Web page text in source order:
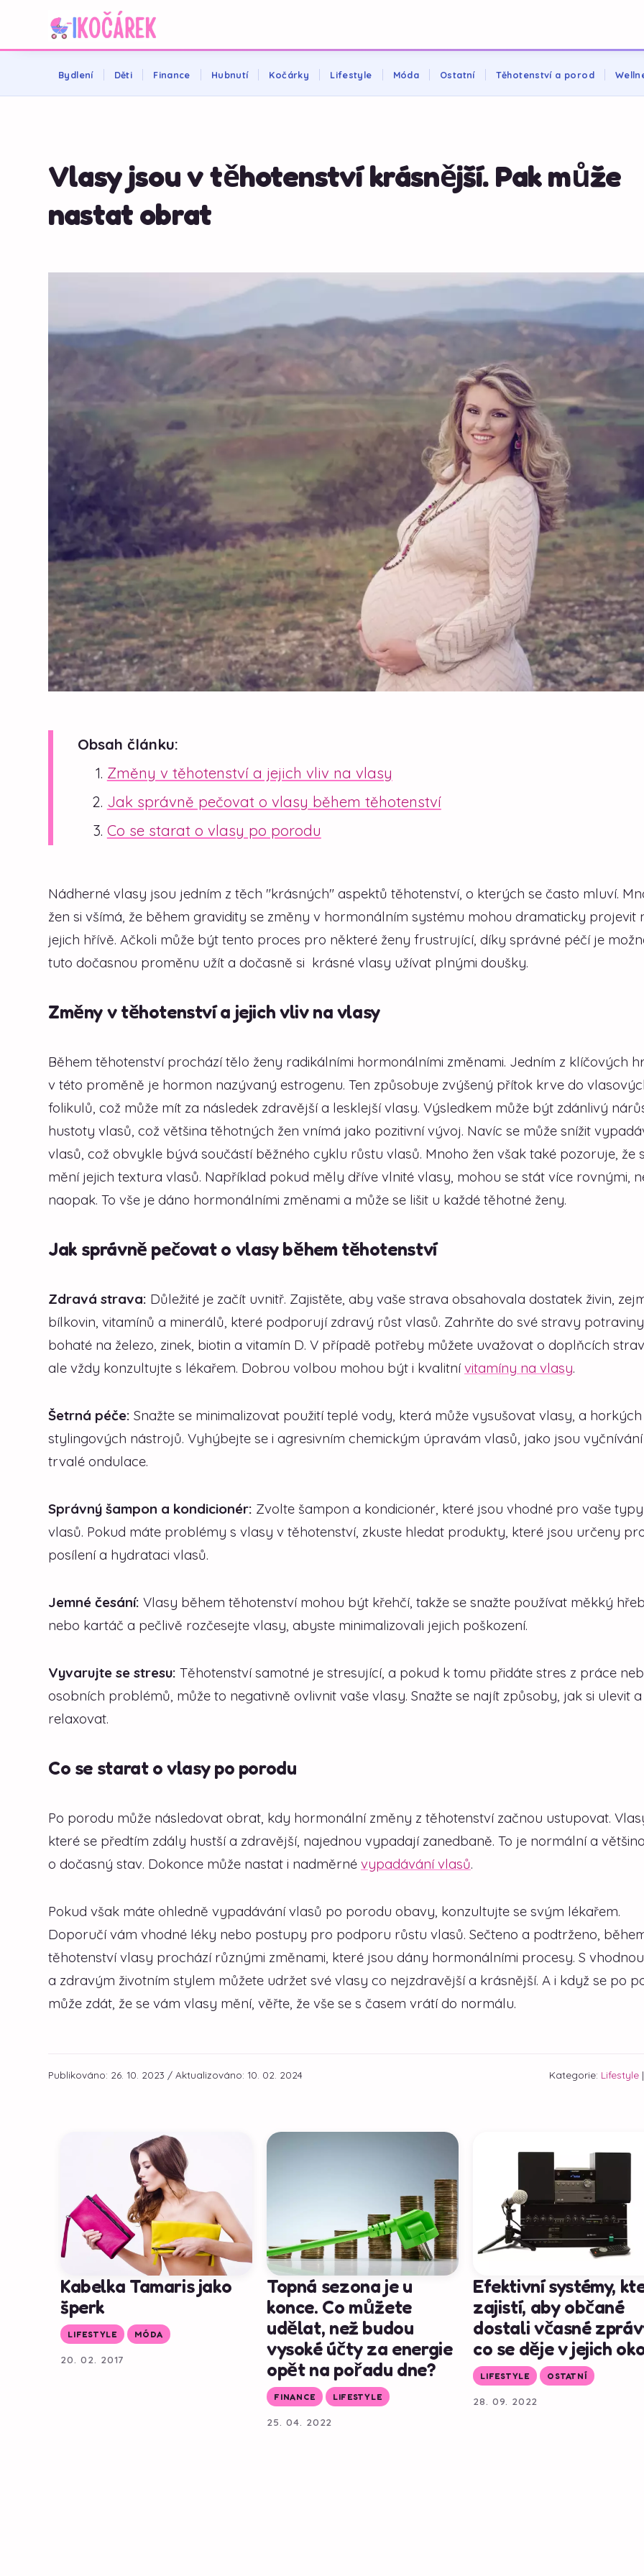
Bydlení Děti Finance Hubnutí Kočárky Lifestyle Móda Ostatní Těhotenství a porod
Vlasy jsou v těhotenství krásnější. Pak může
nastat obrat
Obsah článku:
Změny v těhotenství a jejich vliv na vlasy
Jak správně pečovat o vlasy během těhotenství
Co se starat o vlasy po porodu
Nádherné vlasy jsou jedním z těch "krásných" aspektů těhotenství, o kterých se často mluví.
žen si všímá, že během gravidity se změny v hormonálním systému mohou dramaticky projevit
jejich hřívě. Ačkoli může být tento proces pro některé ženy frustrující, díky správné péčí je
tuto dočasnou proměnu užít a dočasně si krásné vlasy užívat plnými doušky.
Změny v těhotenství a jejich vliv na vlasy
Během těhotenství prochází tělo ženy radikálními hormonálními změnami. Jedním z klíčových
v této proměně je hormon nazývaný estrogenu. Ten způsobuje zvýšený přítok krve do
folikulů, což může mít za následek zdravější a lesklejší vlasy. Výsledkem může být zdánlivý
hustoty vlasů, což většina těhotných žen vnímá jako pozitivní vývoj. Navíc se může snížit
vlasů, což obvykle bývá součástí běžného cyklu růstu vlasů. Mnoho žen však také pozoruje, že
mění jejich textura vlasů. Například pokud měly dříve vlnité vlasy, mohou se stát více rovnými,
naopak. To vše je dáno hormonálními změnami a může se lišit u každé těhotné ženy.
Jak správně pečovat o vlasy během těhotenství
Zdravá strava: Důležité je začít uvnitř. Zajistěte, aby vaše strava obsahovala dostatek živin,
bílkovin, vitamínů a minerálů, které podporují zdravý růst vlasů. Zahrňte do své stravy potraviny
bohaté na železo, zinek, biotin a vitamín D. V případě potřeby můžete uvažovat o doplňcích
ale vždy konzultujte s lékařem. Dobrou volbou mohou být i kvalitnívitamíny na vlasy.
Šetrná péče: Snažte se minimalizovat použití teplé vody, která může vysušovat vlasy, a horkých
stylingových nástrojů. Vyhýbejte se i agresivním chemickým úpravám vlasů, jako jsou
trvalé ondulace.
Správný šampon a kondicionér: Zvolte šampon a kondicionér, které jsou vhodné pro vaše typy
vlasů. Pokud máte problémy s vlasy v těhotenství, zkuste hledat produkty, které jsou určeny
posílení a hydrataci vlasů.
Jemné česání: Vlasy během těhotenství mohou být křehčí, takže se snažte používat měkký
nebo kartáč a pečlivě rozčesejte vlasy, abyste minimalizovali jejich poškození.
Vyvarujte se stresu: Těhotenství samotné je stresující, a pokud k tomu přidáte stres z práce
osobních problémů, může to negativně ovlivnit vaše vlasy. Snažte se najít způsoby, jak si ulevit a
relaxovat.
Co se starat o vlasy po porodu
Po porodu může následovat obrat, kdy hormonální změny z těhotenství začnou ustupovat.
které se předtím zdály hustší a zdravější, najednou vypadají zanedbaně. To je normální a
o dočasný stav. Dokonce může nastat i nadměrné vypadávání vlasů.
Pokud však máte ohledně vypadávání vlasů po porodu obavy, konzultujte se svým lékařem.
Doporučí vám vhodné léky nebo postupy pro podporu růstu vlasů. Sečteno a podtrženo,
těhotenství vlasy prochází různými změnami, které jsou dány hormonálními procesy. S
a zdravým životním stylem můžete udržet své vlasy co nejzdravější a krásnější. A i když se po
může zdát, že se vám vlasy mění, věřte, že vše se s časem vrátí do normálu.
Publikováno: 26. 10. 2023 / Aktualizováno: 10. 02. 2024 Kategorie: Lifestyle |
Kabelka Tamaris jako
šperk
LIFESTYLE MÓDA
20. 02. 2017
Topná sezona je u
konce. Co můžete
udělat, než budou
vysoké účty za energie
opět na pořadu dne?
FINANCE LIFESTYLE
25. 04. 2022
Efektivní systémy,
zajistí, aby občané
dostali včasné
co se děje v jejich
LIFESTYLE OSTATNÍ
28. 09. 2022